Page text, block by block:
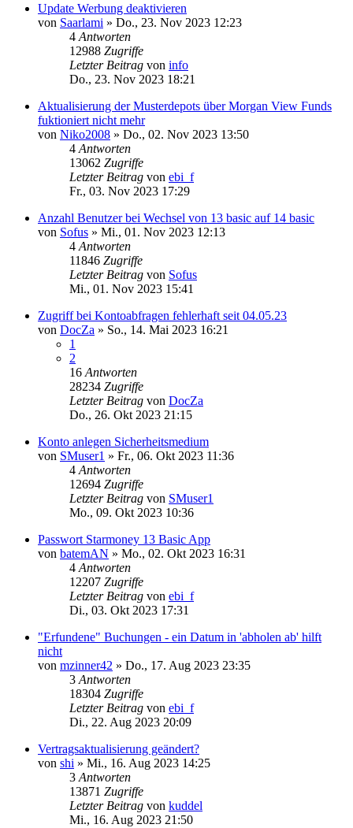
Update Werbung deaktivieren
von Saarlami » Do., 23. Nov 2023 12:23
4 Antworten
12988 Zugriffe
Letzter Beitrag von info
Do., 23. Nov 2023 18:21
Aktualisierung der Musterdepots über Morgan View Funds
fuktioniert nicht mehr
von Niko2008 » Do., 02. Nov 2023 13:50
4 Antworten
13062 Zugriffe
Letzter Beitrag von ebi_f
Fr., 03. Nov 2023 17:29
Anzahl Benutzer bei Wechsel von 13 basic auf 14 basic
von Sofus » Mi., 01. Nov 2023 12:13
4 Antworten
11846 Zugriffe
Letzter Beitrag von Sofus
Mi., 01. Nov 2023 15:41
Zugriff bei Kontoabfragen fehlerhaft seit 04.05.23
von DocZa » So., 14. Mai 2023 16:21
1
2
16 Antworten
28234 Zugriffe
Letzter Beitrag von DocZa
Do., 26. Okt 2023 21:15
Konto anlegen Sicherheitsmedium
von SMuser1 » Fr., 06. Okt 2023 11:36
4 Antworten
12694 Zugriffe
Letzter Beitrag von SMuser1
Mo., 09. Okt 2023 10:36
Passwort Starmoney 13 Basic App
von batemAN » Mo., 02. Okt 2023 16:31
4 Antworten
12207 Zugriffe
Letzter Beitrag von ebi_f
Di., 03. Okt 2023 17:31
"Erfundene" Buchungen - ein Datum in 'abholen ab' hilft
nicht
von mzinner42 » Do., 17. Aug 2023 23:35
3 Antworten
18304 Zugriffe
Letzter Beitrag von ebi_f
Di., 22. Aug 2023 20:09
Vertragsaktualisierung geändert?
von shi » Mi., 16. Aug 2023 14:25
3 Antworten
13871 Zugriffe
Letzter Beitrag von kuddel
Mi., 16. Aug 2023 21:50